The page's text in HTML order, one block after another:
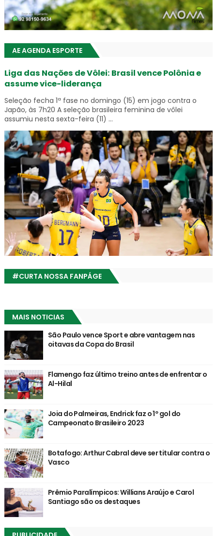
AE AGENDA ESPORTE
Liga das Nações de Vôlei: Brasil vence Polônia e
assume vice-liderança
Seleção fecha 1ª fase no domingo (15) em jogo contra o
Japão, às 7h20 A seleção brasileira feminina de vôlei
assumiu nesta sexta-feira (11) ...
#CURTA NOSSA FANPÁGE
MAIS NOTICIAS
São Paulo vence Sport e abre vantagem nas
oitavas da Copa do Brasil
Flamengo faz último treino antes de enfrentar o
Al-Hilal
Joia do Palmeiras, Endrick faz o 1º gol do
Campeonato Brasileiro 2023
Botafogo: Arthur Cabral deve ser titular contra o
Vasco
Prêmio Paralímpicos: Willians Araújo e Carol
Santiago são os destaques